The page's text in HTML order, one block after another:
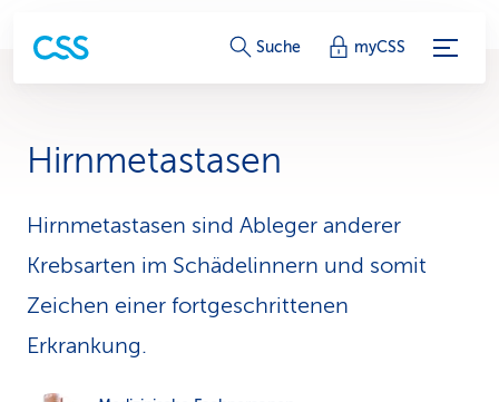
S
i
c
e
Suche myCSS
Hirnmetastasen
Hirnmetastasen sind Ableger anderer
Krebsarten im Schädelinnern und somit
Zeichen einer fortgeschrittenen
Erkrankung.